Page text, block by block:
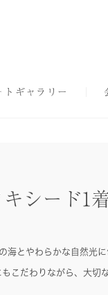
トギャラリー
キシード
とやわらかな自然光に
こだわりながら、大切